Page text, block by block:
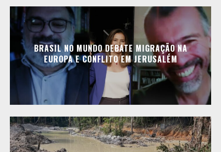
BRASIL NO MUNDO DEBATE MIGRAÇÃO NA
EUROPA E CONFLITO EM JERUSALÉM